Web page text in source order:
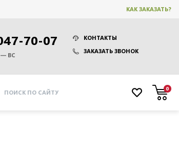
КАК ЗАКАЗАТЬ?
70-07
КОНТАКТЫ
ЗАКАЗАТЬ ЗВОНОК
— ВС
0